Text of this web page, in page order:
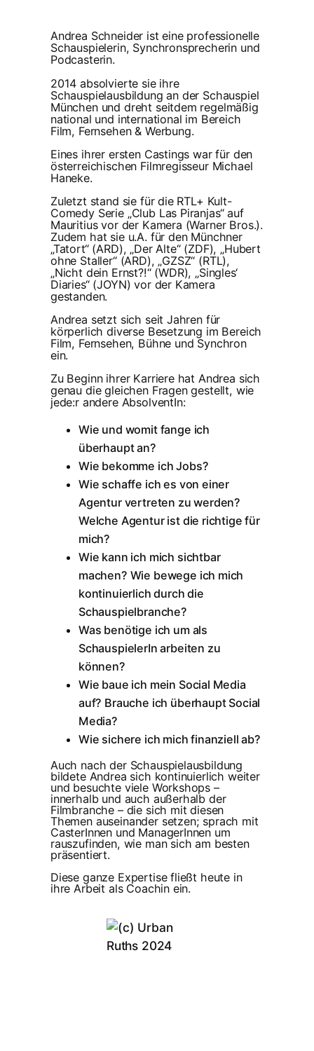
Andrea Schneider ist eine professionelle
Schauspielerin, Synchronsprecherin und
Podcasterin.
2014 absolvierte sie ihre
Schauspielausbildung an der Schauspiel
München und dreht seitdem regelmäßig
national und international im Bereich
Film, Fernsehen & Werbung.
Eines ihrer ersten Castings war für den
österreichischen Filmregisseur Michael
Haneke.
Zuletzt stand sie für die RTL+ Kult-
Comedy Serie „Club Las Piranjas“ auf
Mauritius vor der Kamera (Warner Bros.).
Zudem hat sie u.A. für den Münchner
„Tatort“ (ARD), „Der Alte“ (ZDF), „Hubert
ohne Staller“ (ARD), „GZSZ“ (RTL),
„Nicht dein Ernst?!“ (WDR), „Singles‘
Diaries“ (JOYN) vor der Kamera
gestanden.
Andrea setzt sich seit Jahren für
körperlich diverse Besetzung im Bereich
Film, Fernsehen, Bühne und Synchron
ein.
Zu Beginn ihrer Karriere hat Andrea sich
genau die gleichen Fragen gestellt, wie
jede:r andere AbsolventIn:
Wie und womit fange ich
überhaupt an?
Wie bekomme ich Jobs?
Wie schaffe ich es von einer
Agentur vertreten zu werden?
Welche Agentur ist die richtige für
mich?
Wie kann ich mich sichtbar
machen? Wie bewege ich mich
kontinuierlich durch die
Schauspielbranche?
Was benötige ich um als
SchauspielerIn arbeiten zu
können?
Wie baue ich mein Social Media
auf? Brauche ich überhaupt Social
Media?
Wie sichere ich mich finanziell ab?
Auch nach der Schauspielausbildung
bildete Andrea sich kontinuierlich weiter
und besuchte viele Workshops –
innerhalb und auch außerhalb der
Filmbranche – die sich mit diesen
Themen auseinander setzen; sprach mit
CasterInnen und ManagerInnen um
rauszufinden, wie man sich am besten
präsentiert.
Diese ganze Expertise fließt heute in
ihre Arbeit als Coachin ein.